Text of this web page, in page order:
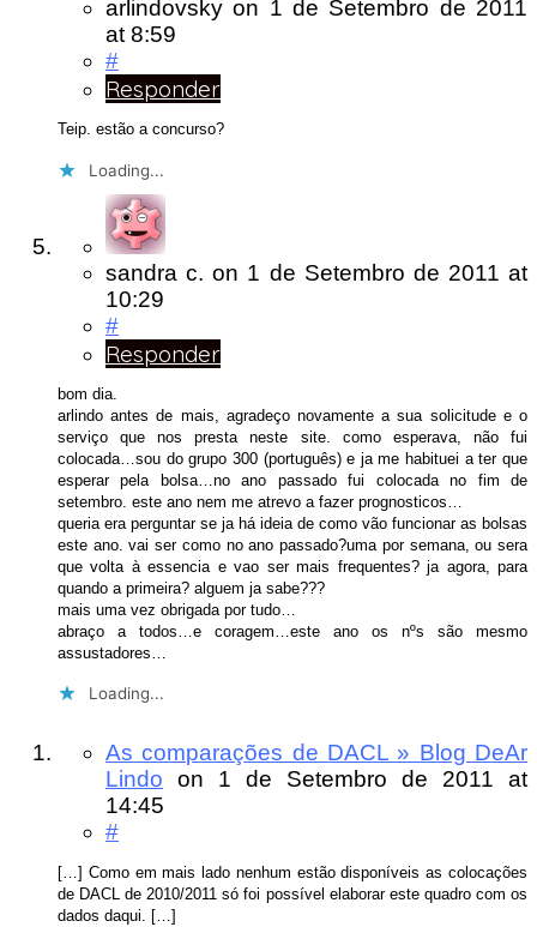
arlindovsky on 1 de Setembro de 2011
at 8:59
#
Responder
Teip. estão a concurso?
Loading...
sandra c. on 1 de Setembro de 2011 at
10:29
#
Responder
bom dia.
arlindo antes de mais, agradeço novamente a sua solicitude e o
serviço que nos presta neste site. como esperava, não fui
colocada…sou do grupo 300 (português) e ja me habituei a ter que
esperar pela bolsa…no ano passado fui colocada no fim de
setembro. este ano nem me atrevo a fazer prognosticos…
queria era perguntar se ja há ideia de como vão funcionar as bolsas
este ano. vai ser como no ano passado?uma por semana, ou sera
que volta à essencia e vao ser mais frequentes? ja agora, para
quando a primeira? alguem ja sabe???
mais uma vez obrigada por tudo…
abraço a todos…e coragem…este ano os nºs são mesmo
assustadores…
Loading...
As comparações de DACL » Blog DeAr
Lindo on 1 de Setembro de 2011 at
14:45
#
[…] Como em mais lado nenhum estão disponíveis as colocações
de DACL de 2010/2011 só foi possível elaborar este quadro com os
dados daqui. […]